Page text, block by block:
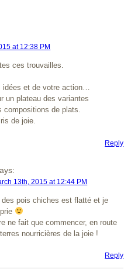
at 12:38 PM
ces trouvailles.
idées et de votre action…
un plateau des variantes
compositions de plats.
de joie.
Reply
13th, 2015 at 12:44 PM
des pois chiches est flatté et je
ne fait que commencer, en route
nourricières de la joie !
Reply